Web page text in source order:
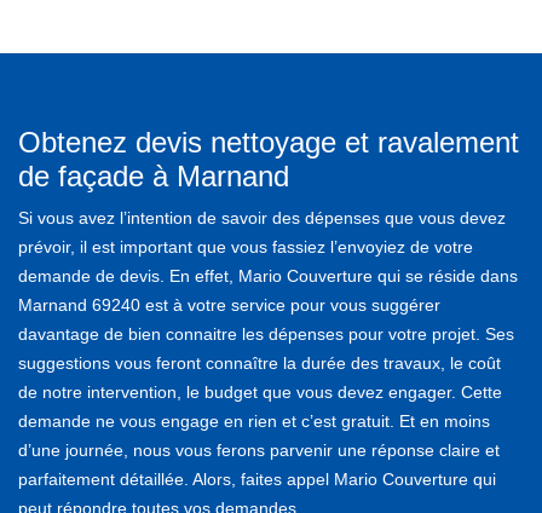
Obtenez devis nettoyage et ravalement
de façade à Marnand
Si vous avez l’intention de savoir des dépenses que vous devez
prévoir, il est important que vous fassiez l’envoyiez de votre
demande de devis. En effet, Mario Couverture qui se réside dans
Marnand 69240 est à votre service pour vous suggérer
davantage de bien connaitre les dépenses pour votre projet. Ses
suggestions vous feront connaître la durée des travaux, le coût
de notre intervention, le budget que vous devez engager. Cette
demande ne vous engage en rien et c’est gratuit. Et en moins
d’une journée, nous vous ferons parvenir une réponse claire et
parfaitement détaillée. Alors, faites appel Mario Couverture qui
peut répondre toutes vos demandes.